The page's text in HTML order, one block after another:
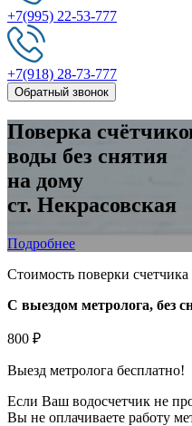
+7(995) 22-53-777
+7(918) 28-73-777
Обратный звонок
Поверка
воды без снятия
на дому
ст. Некрасовская
Подробнее
Стоимость поверки
С выездом метролога, без
800 ₽
Выезд метролога бесплатно!
Если Ваш водосчетчик не
Вы не оплачиваете работу